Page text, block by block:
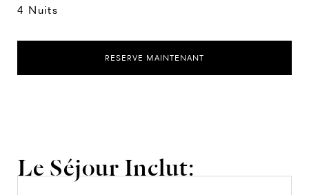
4 Nuits
RESERVE MAINTENANT
Le Séjour Inclut: